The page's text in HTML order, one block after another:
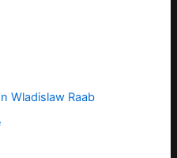
Wladislaw Raab